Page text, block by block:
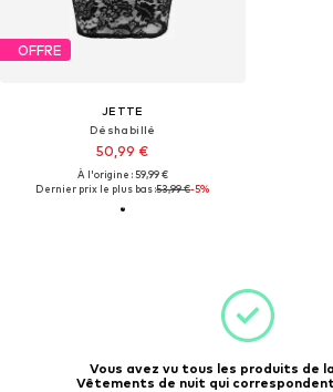
OFFRE
JETTE
Déshabillé
50,99 €
À l'origine : 59,99 €
Dernier prix le plus bas :53,99 €-5%
Vous avez vu tous les produits de
Vêtements de nuit qui